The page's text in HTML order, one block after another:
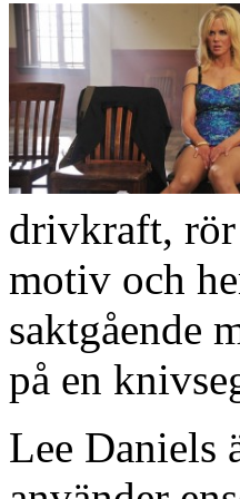
drivkraft,
motiv och
saktgående
på en
Lee Daniels